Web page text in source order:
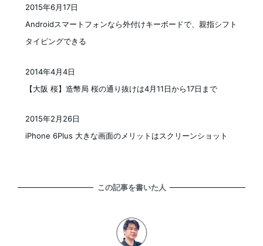
Androidスマートフォンなら外付けキーボードで、親指シフト
タイピングできる
2015年6月17日
【大阪 桜】造幣局 桜の通り抜けは4月11日から17日まで
2014年4月4日
iPhone 6Plus 大きな画面のメリットはスクリーンショット
2015年2月26日
この記事を書いた人